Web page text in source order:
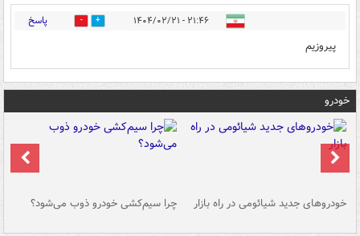
۲۱:۴۶ - ۱۴۰۴/۰۲/۲۱ 1 پاسخ
پیروزیم
خودرو
خودروهای جدید شیائومی در راه بازار چرا سیم‌کشی خودرو ذوب می‌شود؟